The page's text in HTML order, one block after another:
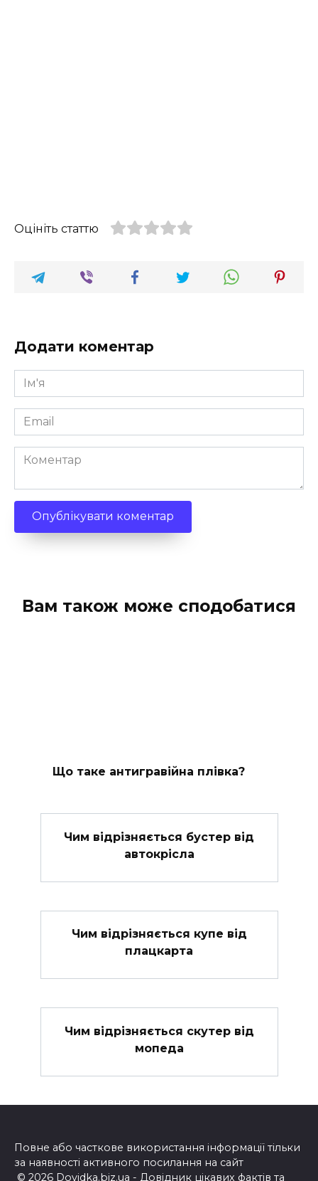
Оцініть статтю
Додати коментар
Ім'я
*
Email
*
Коментар
Вам також може сподобатися
Що таке антигравійна плівка?
Чим відрізняється бустер від
автокрісла
Чим відрізняється купе від
плацкарта
Чим відрізняється скутер від
мопеда
Повне або часткове використання інформації тільки
за наявності активного посилання на сайт
© 2026 Dovidka.biz.ua - Довідник цікавих фактів та